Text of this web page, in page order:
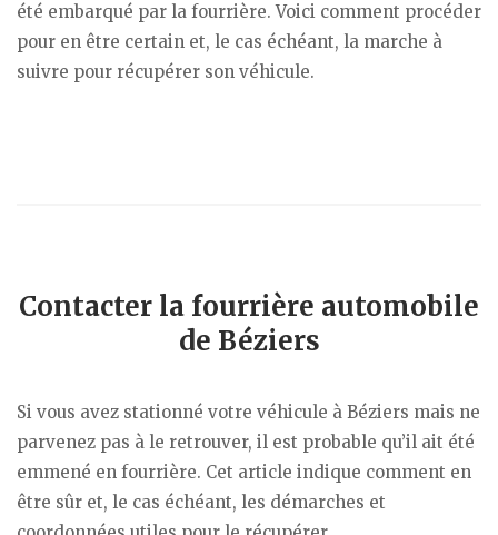
été embarqué par la fourrière. Voici comment procéder
pour en être certain et, le cas échéant, la marche à
suivre pour récupérer son véhicule.
Contacter la fourrière automobile
de Béziers
Si vous avez stationné votre véhicule à Béziers mais ne
parvenez pas à le retrouver, il est probable qu’il ait été
emmené en fourrière. Cet article indique comment en
être sûr et, le cas échéant, les démarches et